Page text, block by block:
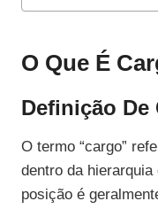
O Que É
Definição De
O termo “cargo”
dentro da
posição é